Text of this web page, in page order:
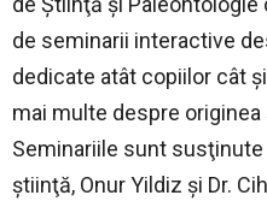
de seminarii interactive
dedicate atât copiilor cât
mai multe despre originea
Seminariile sunt
ştiinţă, Onur Yildiz şi Dr.